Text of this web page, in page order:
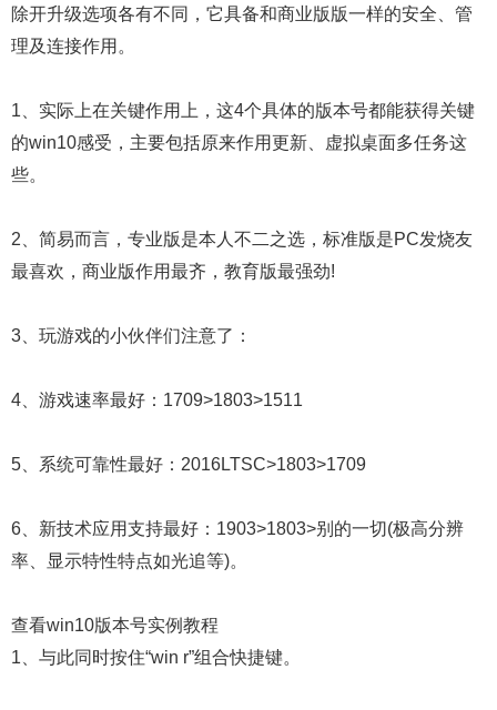
除开升级选项各有不同，它具备和商业版版一样的安全、管
理及连接作用。
1、实际上在关键作用上，这4个具体的版本号都能获得关键
的win10感受，主要包括原来作用更新、虚拟桌面多任务这
些。
2、简易而言，专业版是本人不二之选，标准版是PC发烧友
最喜欢，商业版作用最齐，教育版最强劲!
3、玩游戏的小伙伴们注意了：
4、游戏速率最好：1709>1803>1511
5、系统可靠性最好：2016LTSC>1803>1709
6、新技术应用支持最好：1903>1803>别的一切(极高分辨
率、显示特性特点如光追等)。
查看win10版本号实例教程
1、与此同时按住“win r”组合快捷键。